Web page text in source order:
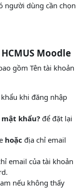
người dùng cần chọn
Moodle
gồm Tên tài khoản
khi đăng nhập
mật khẩu? để đặt lại
hoặc địa chỉ email
email của tài khoản
nếu không thấy